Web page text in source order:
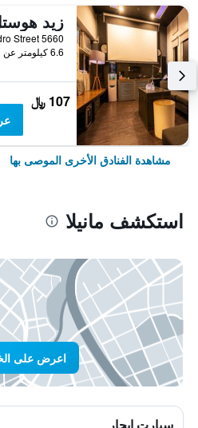
زيد
6.6 كيلومتر عن وسط المدينة
107 ﷼
مشاهدة الفنادق الأخرى الموصى بها
استكشف مانيلا
اعرض على